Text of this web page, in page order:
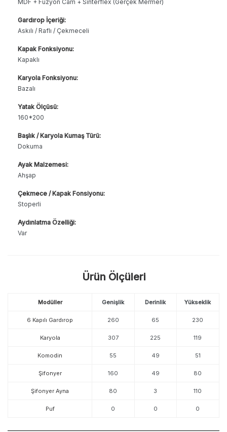
MDF + Füzyon Cam + Sinterflex (Gerçek Mermer)
Gardırop İçeriği:
Askılı / Raflı / Çekmeceli
Kapak Fonksiyonu:
Kapaklı
Karyola Fonksiyonu:
Bazalı
Yatak Ölçüsü:
160*200
Başlık / Karyola Kumaş Türü:
Dokuma
Ayak Malzemesi:
Ahşap
Çekmece / Kapak Fonsiyonu:
Stoperli
Aydınlatma Özelliği:
Var
Ürün Ölçüleri
Modüller Genişlik Derinlik Yükseklik
6 Kapılı Gardırop 260 65 230
Karyola 307 225 119
Komodin 55 49 51
Şifonyer 160 49 80
Şifonyer Ayna 80 3 110
Puf 0 0 0